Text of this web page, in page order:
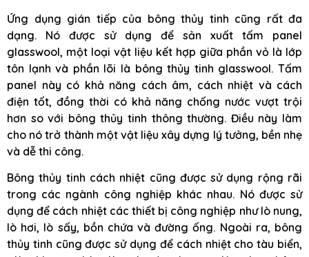
Ứng dụng gián tiếp của bông thủy tinh cũng rất đa
dạng. Nó được sử dụng để sản xuất tấm panel
glasswool, một loại vật liệu kết hợp giữa phần vỏ là lớp
tôn lạnh và phần lõi là bông thủy tinh glasswool. Tấm
panel này có khả năng cách âm, cách nhiệt và cách
điện tốt, đồng thời có khả năng chống nước vượt trội
hơn so với bông thủy tinh thông thường. Điều này làm
cho nó trở thành một vật liệu xây dựng lý tưởng, bền nhẹ
và dễ thi công.
Bông thủy tinh cách nhiệt cũng được sử dụng rộng rãi
trong các ngành công nghiệp khác nhau. Nó được sử
dụng để cách nhiệt các thiết bị công nghiệp như lò nung,
lò hơi, lò sấy, bồn chứa và đường ống. Ngoài ra, bông
thủy tinh cũng được sử dụng để cách nhiệt cho tàu biển,